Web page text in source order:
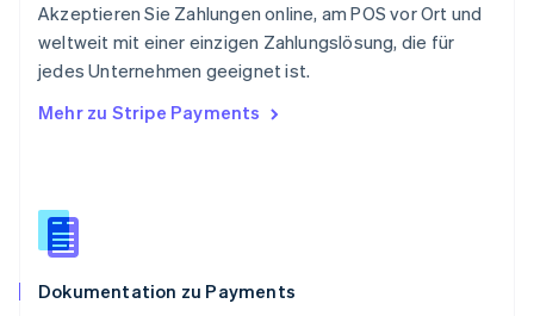
Akzeptieren Sie Zahlungen online, am POS vor Ort und
weltweit mit einer einzigen Zahlungslösung, die für
jedes Unternehmen geeignet ist.
Mehr zu Stripe Payments
Dokumentation zu Payments
Singapur
English简体中文
Slowakei
Slowenien
English
Spanien
Thailand